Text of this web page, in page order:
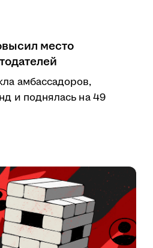
место
амбассадоров,
и поднялась на 49